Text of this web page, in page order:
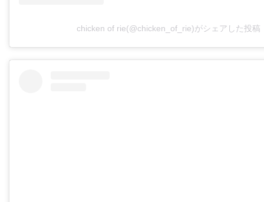
chicken of rie(@chicken_of_rie)がシェアした投稿